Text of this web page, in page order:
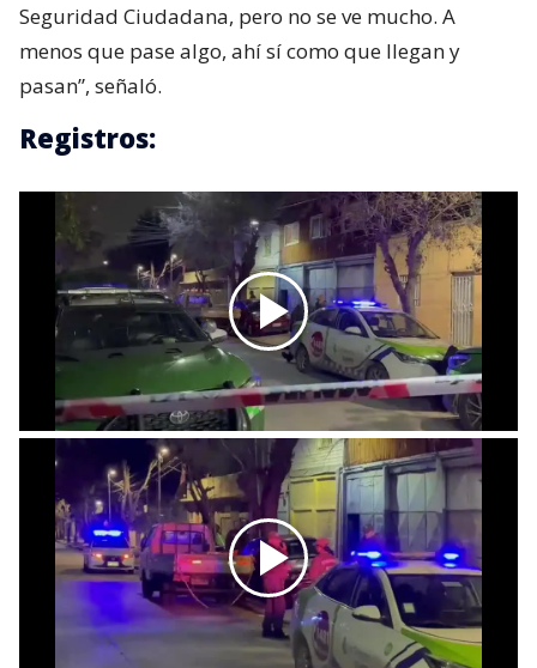
Seguridad Ciudadana, pero no se ve mucho. A
menos que pase algo, ahí sí como que llegan y
pasan”, señaló.
Registros: